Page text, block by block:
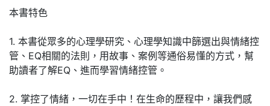
本書特色
1. 本書從眾多的心理學研究、心理學知識中篩選出與情緒控
管、EQ相關的法則，用故事、案例等通俗易懂的方式，幫
助讀者了解EQ、進而學習情緒控管。
2. 掌控了情緒，一切在手中！在生命的歷程中，讓我們感